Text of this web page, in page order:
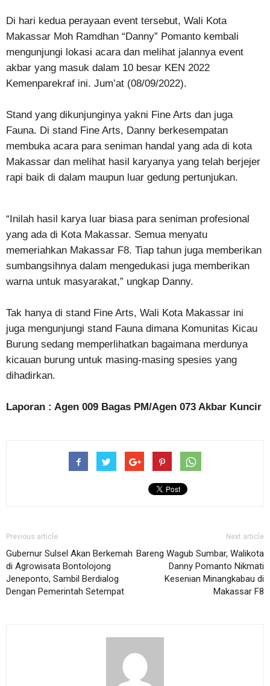
Di hari kedua perayaan event tersebut, Wali Kota
Makassar Moh Ramdhan “Danny” Pomanto kembali
mengunjungi lokasi acara dan melihat jalannya event
akbar yang masuk dalam 10 besar KEN 2022
Kemenparekraf ini. Jum’at (08/09/2022).
Stand yang dikunjunginya yakni Fine Arts dan juga
Fauna. Di stand Fine Arts, Danny berkesempatan
membuka acara para seniman handal yang ada di kota
Makassar dan melihat hasil karyanya yang telah berjejer
rapi baik di dalam maupun luar gedung pertunjukan.
“Inilah hasil karya luar biasa para seniman profesional
yang ada di Kota Makassar. Semua menyatu
memeriahkan Makassar F8. Tiap tahun juga memberikan
sumbangsihnya dalam mengedukasi juga memberikan
warna untuk masyarakat,” ungkap Danny.
Tak hanya di stand Fine Arts, Wali Kota Makassar ini
juga mengunjungi stand Fauna dimana Komunitas Kicau
Burung sedang memperlihatkan bagaimana merdunya
kicauan burung untuk masing-masing spesies yang
dihadirkan.
Laporan : Agen 009 Bagas PM/Agen 073 Akbar Kuncir
Previous article
Gubernur Sulsel Akan Berkemah
di Agrowisata Bontolojong
Jeneponto, Sambil Berdialog
Dengan Pemerintah Setempat
Next article
Bareng Wagub Sumbar, Walikota
Danny Pomanto Nikmati
Kesenian Minangkabau di
Makassar F8